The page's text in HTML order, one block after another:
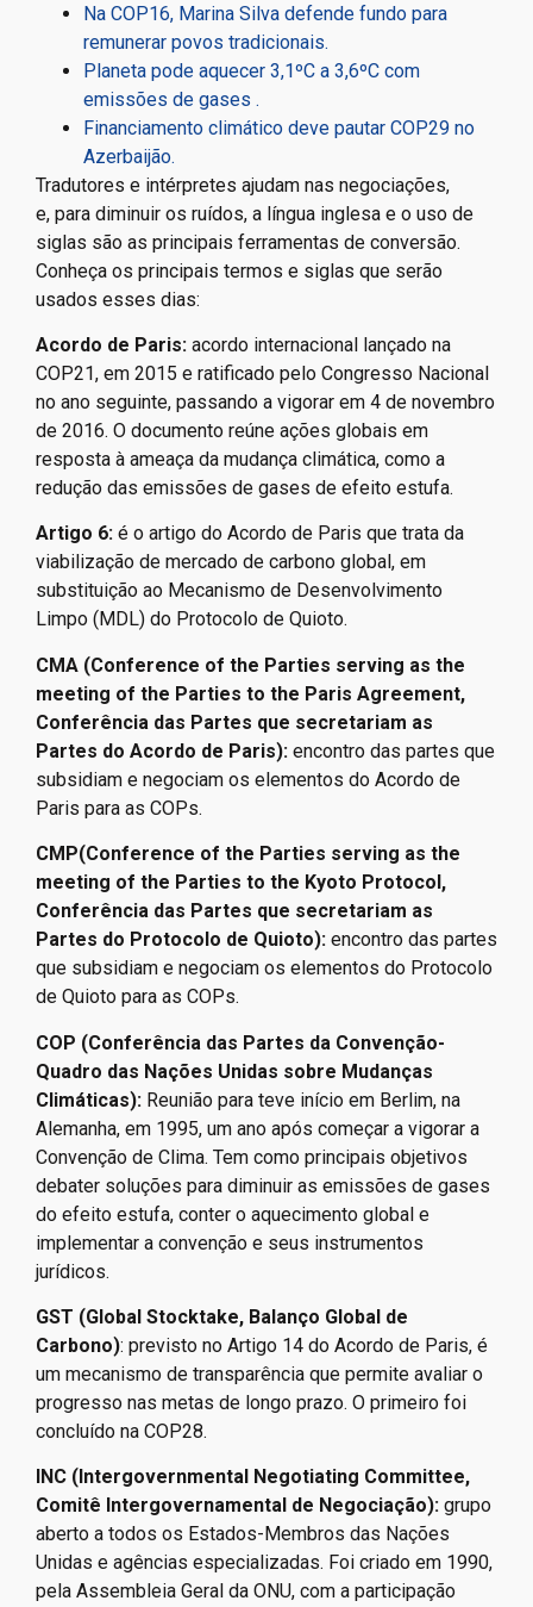
Na COP16, Marina Silva defende fundo para
remunerar povos tradicionais.
Planeta pode aquecer 3,1ºC a 3,6ºC com
emissões de gases .
Financiamento climático deve pautar COP29 no
Azerbaijão.
Tradutores e intérpretes ajudam nas negociações,
e, para diminuir os ruídos, a língua inglesa e o uso de
siglas são as principais ferramentas de conversão.
Conheça os principais termos e siglas que serão
usados esses dias:
Acordo de Paris: acordo internacional lançado na
COP21, em 2015 e ratificado pelo Congresso Nacional
no ano seguinte, passando a vigorar em 4 de novembro
de 2016. O documento reúne ações globais em
resposta à ameaça da mudança climática, como a
redução das emissões de gases de efeito estufa.
Artigo 6: é o artigo do Acordo de Paris que trata da
viabilização de mercado de carbono global, em
substituição ao Mecanismo de Desenvolvimento
Limpo (MDL) do Protocolo de Quioto.
CMA (Conference of the Parties serving as the
meeting of the Parties to the Paris Agreement,
Conferência das Partes que secretariam as
Partes do Acordo de Paris): encontro das partes que
subsidiam e negociam os elementos do Acordo de
Paris para as COPs.
CMP(Conference of the Parties serving as the
meeting of the Parties to the Kyoto Protocol,
Conferência das Partes que secretariam as
Partes do Protocolo de Quioto): encontro das partes
que subsidiam e negociam os elementos do Protocolo
de Quioto para as COPs.
COP (Conferência das Partes da Convenção-
Quadro das Nações Unidas sobre Mudanças
Climáticas): Reunião para teve início em Berlim, na
Alemanha, em 1995, um ano após começar a vigorar a
Convenção de Clima. Tem como principais objetivos
debater soluções para diminuir as emissões de gases
do efeito estufa, conter o aquecimento global e
implementar a convenção e seus instrumentos
jurídicos.
GST (Global Stocktake, Balanço Global de
Carbono): previsto no Artigo 14 do Acordo de Paris, é
um mecanismo de transparência que permite avaliar o
progresso nas metas de longo prazo. O primeiro foi
concluído na COP28.
INC (Intergovernmental Negotiating Committee,
Comitê Intergovernamental de Negociação): grupo
aberto a todos os Estados-Membros das Nações
Unidas e agências especializadas. Foi criado em 1990,
pela Assembleia Geral da ONU, com a participação